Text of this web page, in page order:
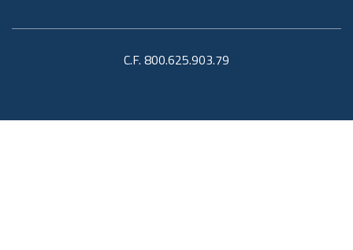
C.F. 800.625.903.79